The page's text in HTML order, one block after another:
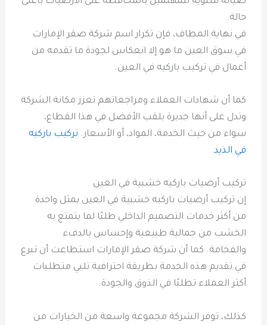
حالة.
في نهاية المطاف، فإن تكرار اسم شركة صقر الإمارات
في سوق العين ما هو إلا انعكاس لجودة ما تقدمه من
أعمال في تركيب باركيه في العين.
كما أن شهادات العملاء ومراجعاتهم تعزز مكانة الشركة
وتدل على أنها جديرة بلقب الأفضل في هذا القطاع،
سواء من حيث الخدمة، المواد، أو الأسعار. تركيب باركيه
في الذيد
تركيب أرضيات باركيه خشبية في العين
إن تركيب أرضيات باركيه خشبية في العين يمثل واحدة
من أكثر خدمات التصميم الداخلي طلبًا لما يتمتع به
الخشب من جمالية طبيعية وإحساس بالدفء
والفخامة. كما أن شركة صقر الإمارات استطاعت أن تبرع
في تقديم هذه الخدمة بطريقة احترافية تلبي متطلبات
أكثر العملاء تطلبًا في الذوق والجودة.
كذلك، توفر الشركة مجموعة واسعة من الخيارات من